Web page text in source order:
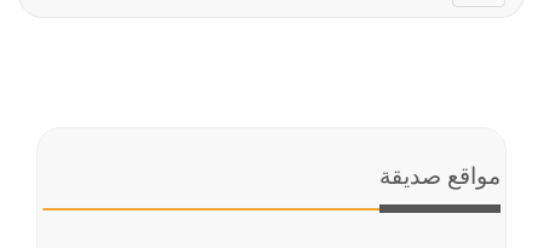
navigation
مواقع صديقة